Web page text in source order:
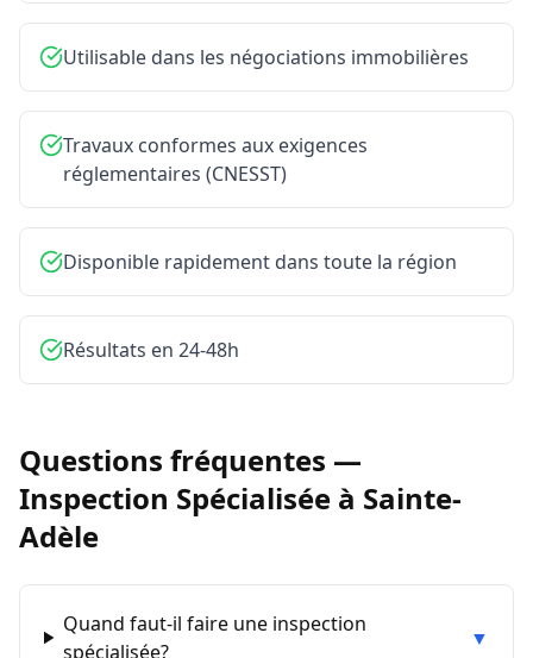
Utilisable dans les négociations immobilières
Travaux conformes aux exigences
réglementaires (CNESST)
Disponible rapidement dans toute la région
Résultats en 24-48h
Questions fréquentes —
Inspection Spécialisée à Sainte-
Adèle
Quand faut-il faire une inspection
spécialisée?
▼